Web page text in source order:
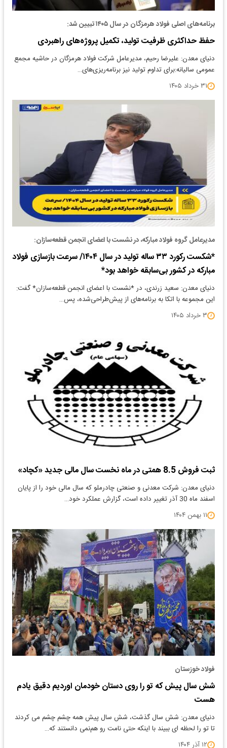
برنامه‌های اصلی فولاد هرمزگان در سال ۱۴۰۵ تبیین شد:
حفظ حداکثری ظرفیت تولید، تکمیل پروژه‌های راهبردی
دنیای معدن: علیرضا رحیم، مدیرعامل شرکت فولاد هرمزگان در حاشیه مجمع
عمومی سالیانه:برای تداوم تولید نیز برنامه‌ریزی‌های…
۳۱ خرداد ۱۴۰۵
مدیرعامل گروه فولاد مبارکه، در نشست با اعضای انجمن قطعه‌سازان:
*شکست رکورد ۳۳ ساله تولید در سال ۱۴۰۴/ سرعت بازسازی فولاد
مبارکه در کشور بی‌سابقه خواهد بود*
دنیای معدن: سعید زرندی، در *نشست با اعضای انجمن قطعه‌سازان* گفت:
این مجموعه با اتکا به برنامه‌های از پیش‌طراحی‌شده، پس…
۳ خرداد ۱۴۰۵
ثبت فروش 8.5 همتی در ماه نخست سال مالی جدید «کچاد»
دنیای معدن: شرکت معدنی و صنعتی چادرملو که سال مالی خود را از پایان
اسفند ماه 30 آذر تغییر داده است، گزارش عملکرد خود…
۱۱ بهمن ۱۴۰۴
فولاد خوزستان
شش سال پیش که تو را روی دستان خودمان اوردیم دقیق یادم
هست
دنیای معدن: شش سال گذشت، شش سال پیش همه چشم چشم می کردند
تا تو را لحظه ای ببیند با اینکه حتی نامت رو هم‌نمی دانستند که…
۱۲ آذر ۱۴۰۴